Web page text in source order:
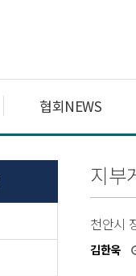
협회NEWS
지부
천안시
김한욱